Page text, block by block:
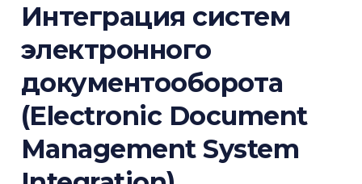
Интеграция систем
электронного
документооборота
(Electronic Document
Management System